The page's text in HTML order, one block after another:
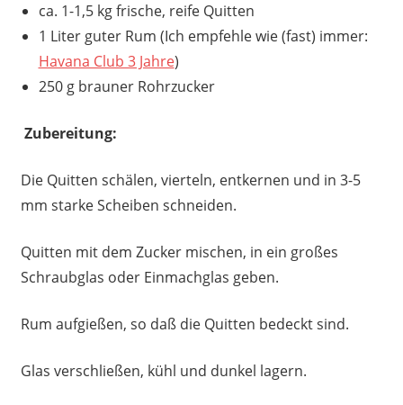
ca. 1-1,5 kg frische, reife Quitten
1 Liter guter Rum (Ich empfehle wie (fast) immer:
Havana Club 3 Jahre)
250 g brauner Rohrzucker
Zubereitung:
Die Quitten schälen, vierteln, entkernen und in 3-5
mm starke Scheiben schneiden.
Quitten mit dem Zucker mischen, in ein großes
Schraubglas oder Einmachglas geben.
Rum aufgießen, so daß die Quitten bedeckt sind.
Glas verschließen, kühl und dunkel lagern.